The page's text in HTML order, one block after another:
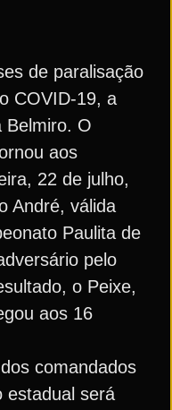
de paralisação
COVID-19, a
Belmiro. O
aos
22 de julho,
André, válida
Paulita de
pelo
o Peixe,
aos 16
comandados
estadual será